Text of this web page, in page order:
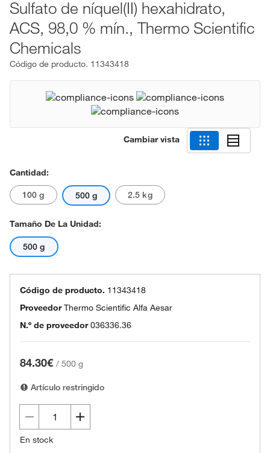
Sulfato de níquel(II) hexahidrato,
ACS, 98,0 % mín., Thermo Scientific
Chemicals
Código de producto. 11343418
Cambiar vista
Cantidad:
100 g 500 g 2.5 kg
Tamaño De La Unidad:
500 g
Código de producto. 11343418
ProveedorThermo Scientific Alfa Aesar
N.º de proveedor 036336.36
84.30€ / 500 g
Artículo restringido
En stock